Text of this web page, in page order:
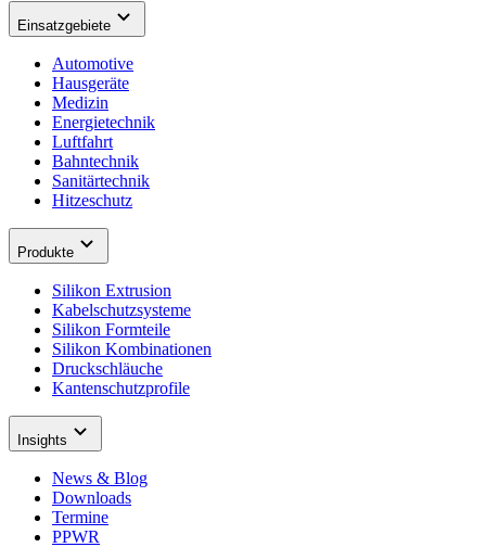
Einsatzgebiete
Automotive
Hausgeräte
Medizin
Energietechnik
Luftfahrt
Bahntechnik
Sanitärtechnik
Hitzeschutz
Produkte
Silikon Extrusion
Kabelschutzsysteme
Silikon Formteile
Silikon Kombinationen
Druckschläuche
Kantenschutzprofile
Insights
News & Blog
Downloads
Termine
PPWR